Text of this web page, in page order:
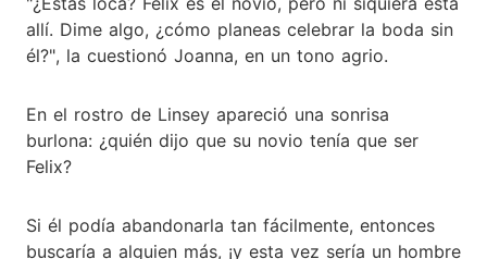
allí. Dime algo, ¿cómo planeas celebrar la boda sin
él?", la cuestionó Joanna, en un tono agrio.
En el rostro de Linsey apareció una sonrisa
burlona: ¿quién dijo que su novio tenía que ser
Felix?
Si él podía abandonarla tan fácilmente, entonces
buscaría a alguien más, ¡y esta vez sería un hombre